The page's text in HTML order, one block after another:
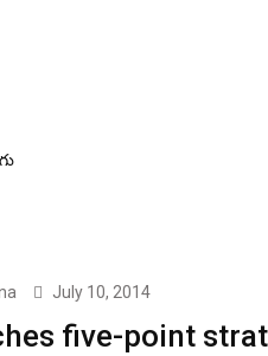
July 10, 2014
five-point